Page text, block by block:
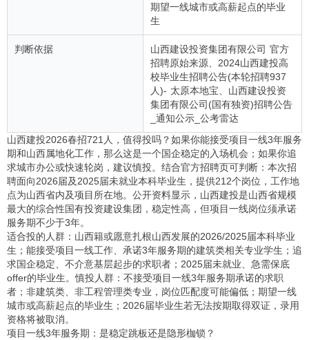
期望一线城市或高薪起点的毕业
生
判断依据
山西建设投资集团有限公司 官方
招聘原始来源、2024山西建投高
校毕业生招聘公告(本轮招聘937
人)- 太原本地宝、山西建设投资
集团有限公司(国有独资)招聘公告
_通知公示_公考雷达
山西建投2026春招721人，值得投吗？如果你能接受项目一线3年服务
期和山西属地化工作，那么这是一个国企稳定的入场机会；如果你追
求城市办公或快速轮岗，建议慎投。结合官方招聘页可判断：本次招
聘面向2026届及2025届未就业本科毕业生，提供212个岗位，工作地
点为山西省内及项目所在地。公开资料显示，山西建投是山西省规模
最大的综合性国有投资建设集团，稳定性高，但项目一线岗位须承诺
服务期不少于3年。
适合投的人群：山西籍或愿意扎根山西发展的2026/2025届本科毕业
生；能接受项目一线工作、承诺3年服务期的建筑类相关专业学生；追
求国企稳定、不介意基层起步的求职者；2025届未就业、急需保底
offer的毕业生。慎投人群：不接受项目一线3年服务期承诺的求职
者；非建筑类、非工程管理类专业，岗位匹配度可能偏低；期望一线
城市或高薪起点的毕业生；2026届毕业生若无法按期取得双证，录用
资格将被取消。
项目一线3年服务期：是稳定跳板还是隐形枷锁？